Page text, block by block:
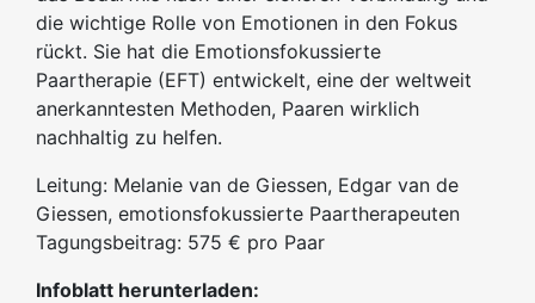
die wichtige Rolle von Emotionen in den Fokus
rückt. Sie hat die Emotionsfokussierte
Paartherapie (EFT) entwickelt, eine der weltweit
anerkanntesten Methoden, Paaren wirklich
nachhaltig zu helfen.
Leitung: Melanie van de Giessen, Edgar van de
Giessen, emotionsfokussierte Paartherapeuten
Tagungsbeitrag: 575 € pro Paar
Infoblatt herunterladen: